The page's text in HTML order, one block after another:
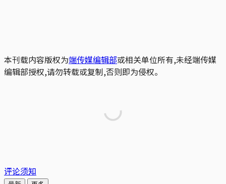
本刊载内容版权为端传媒编辑部或相关单位所有,未经端传媒
编辑部授权,请勿转载或复制,否则即为侵权。
评论须知